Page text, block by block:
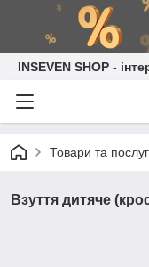
INSEVEN SHOP -
Товари та
Взуття дитяче